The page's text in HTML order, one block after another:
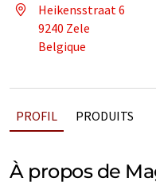
Heikensstraat 6
9240 Zele
Belgique
PROFIL PRODUITS
À propos de